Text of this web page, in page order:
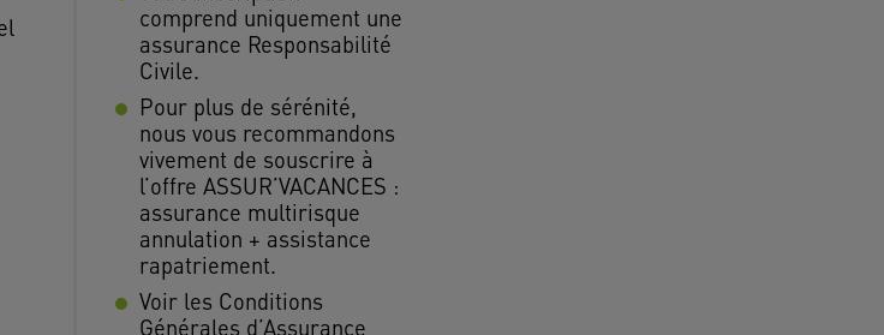
comprend uniquement une
assurance Responsabilité
Civile.
Pour plus de sérénité,
nous vous recommandons
vivement de souscrire à
l’offre ASSUR’VACANCES :
assurance multirisque
annulation + assistance
rapatriement.
Voir les Conditions
Générales d’Assurance